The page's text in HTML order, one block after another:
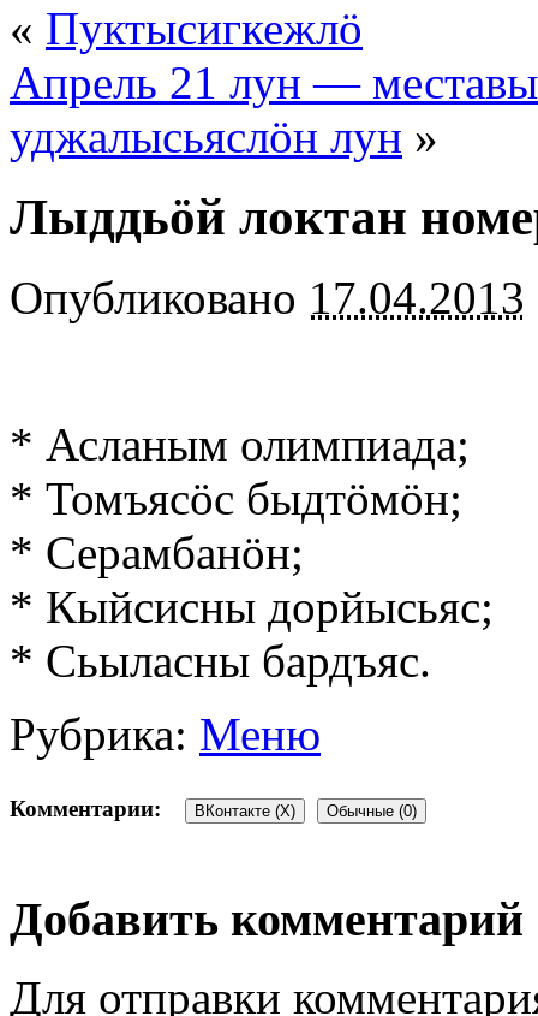
« Пуктысигкежлö
Апрель 21 лун —
уджалысьяслöн лун »
Лыддьöй локтан
Опубликовано 17.04.2013
* Асланым олимпиада;
* Томъясöс быдтöмöн;
* Серамбанöн;
* Кыйсисны дорйысьяс;
* Сьыласны бардъяс.
Рубрика: Меню
Комментарии: ВКонтакте (X) Обычные (0)
Добавить комментарий
Для отправки